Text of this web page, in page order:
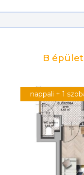
B
nappali + 1